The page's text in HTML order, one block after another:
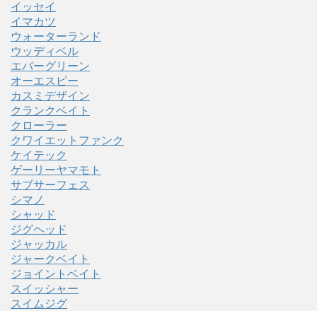
イッセイ
イマカツ
ウォーターランド
ウッディベル
エバーグリーン
オーエスピー
カスミデザイン
クランクベイト
クローラー
クワイエットファンク
ケイテック
ゲーリーヤマモト
サブサーフェス
シマノ
シャッド
ジグヘッド
ジャッカル
ジャークベイト
ジョイントベイト
スイッシャー
スイムジグ